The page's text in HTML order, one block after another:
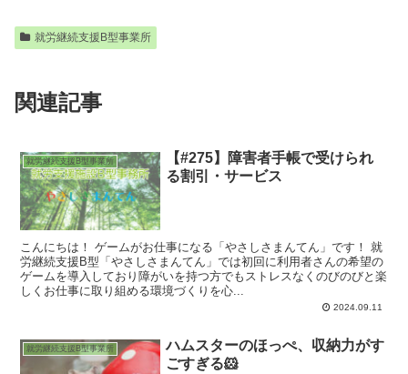
就労継続支援B型事業所
関連記事
就労継続支援B型事業所
【#275】障害者手帳で受けられ
る割引・サービス
こんにちは！ ゲームがお仕事になる「やさしさまんてん」です！ 就
労継続支援B型「やさしさまんてん」では初回に利用者さんの希望の
ゲームを導入しており障がいを持つ方でもストレスなくのびのびと楽
しくお仕事に取り組める環境づくりを心...
2024.09.11
就労継続支援B型事業所
ハムスターのほっぺ、収納力がす
ごすぎる🐹